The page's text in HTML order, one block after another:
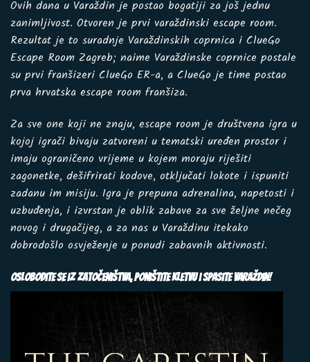
Ovih dana u Varaždin je postao bogatiji za još jednu
zanimljivost. Otvoren je prvi varaždinski escape room.
Rezultat je to suradnje Varaždinskih coprnica i ClueGo
Escape Room Zagreb; naime Varaždinske coprnice postale
su prvi franšizeri ClueGo ER-a, a ClueGo je time postao
prva hrvatska escape room franšiza.
Za sve one koji ne znaju, escape room je društvena igra u
kojoj igrači bivaju zatvoreni u tematski uređen prostor i
imaju ograničeno vrijeme u kojem moraju riješiti
zagonetke, dešifrirati kodove, otključati lokote i ispuniti
zadanu im misiju. Igra je prepuna adrenalina, napetosti i
uzbuđenja, i izvrstan je oblik zabave za sve željne nečeg
novog i drugačijeg, a za nas u Varaždinu itekako
dobrodošlo osvježenje u ponudi zabavnih aktivnosti.
Oslobodite se iz zatočeništva, poništite kletvu i spasite Varaždin!